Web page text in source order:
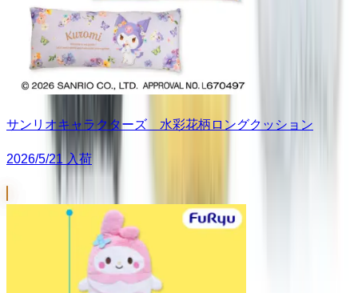
サンリオキャラクターズ 水彩花柄ロングクッション
2026/5/21 入荷